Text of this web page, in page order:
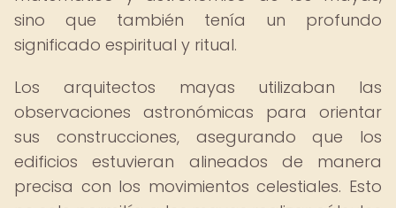
sino que también tenía un profundo
significado espiritual y ritual.
Los arquitectos mayas utilizaban las
observaciones astronómicas para orientar
sus construcciones, asegurando que los
edificios estuvieran alineados de manera
precisa con los movimientos celestiales. Esto